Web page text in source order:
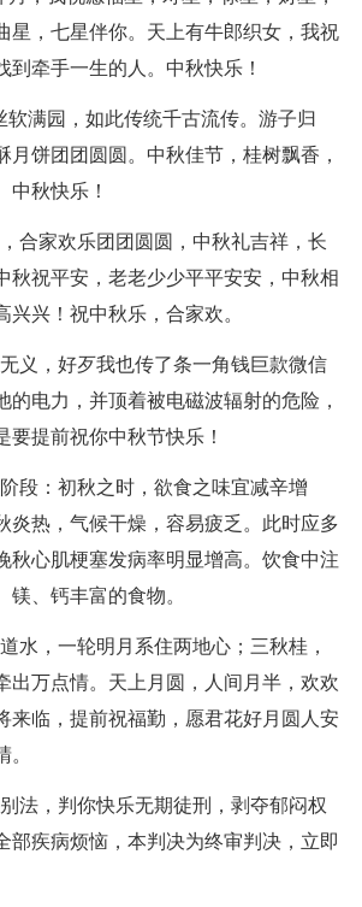
星，七星伴你。天上有牛郎织女，我祝
到牵手一生的人。中秋快乐！
软满园，如此传统千古流传。游子归
月饼团团圆圆。中秋佳节，桂树飘香，
中秋快乐！
合家欢乐团团圆圆，中秋礼吉祥，长
秋祝平安，老老少少平平安安，中秋相
兴兴！祝中秋乐，合家欢。
义，好歹我也传了条一角钱巨款微信
的电力，并顶着被电磁波辐射的危险，
要提前祝你中秋节快乐！
段：初秋之时，欲食之味宜减辛增
炎热，气候干燥，容易疲乏。此时应多
秋心肌梗塞发病率明显增高。饮食中注
镁、钙丰富的食物。
水，一轮明月系住两地心；三秋桂，
出万点情。天上月圆，人间月半，欢欢
来临，提前祝福勤，愿君花好月圆人安
。
法，判你快乐无期徒刑，剥夺郁闷权
部疾病烦恼，本判决为终审判决，立即